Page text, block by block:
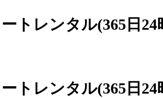
トレンタル(365日24
トレンタル(365日